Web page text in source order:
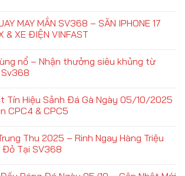
MAY MẮN SV368 – SĂN IPHONE 17
& XE ĐIỆN VINFAST
nổ – Nhận thưởng siêu khủng từ
Tín Hiệu Sảnh Đá Gà Ngày 05/10/2025
CPC4 & CPC5
Thu 2025 – Rinh Ngay Hàng Triệu
Đỏ Tại SV368